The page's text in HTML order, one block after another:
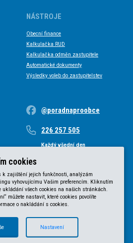
NÁSTROJE
Obecní finance
Kalkulačka RUD
Kalkulačka odměn zastupitele
Automatické dokumenty
Výsledky voleb do zastupitelstev
@poradnaproobce
226 257 505
Každý všední den
cookies
k zajištění jejich funkčnosti, analýzám
vyhovujícímu Vašim preferencím. Kliknutím
ukládání všech cookies na našich stránkách.
můžete nastavit, které cookies povolíte
o nakládání s cookies.
Nastavení